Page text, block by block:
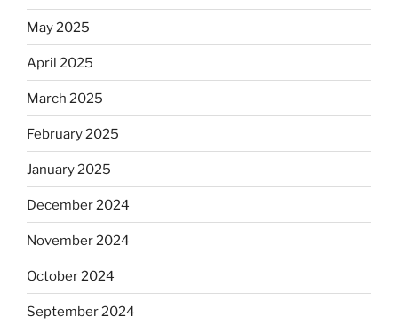
May 2025
April 2025
March 2025
February 2025
January 2025
December 2024
November 2024
October 2024
September 2024